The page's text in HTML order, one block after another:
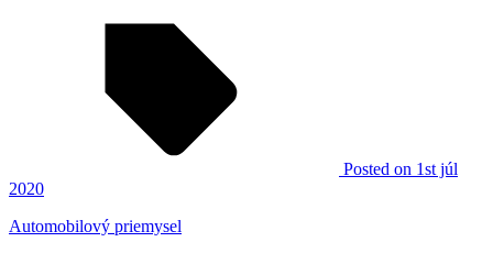
Posted on 1st júl
2020
Automobilový priemysel